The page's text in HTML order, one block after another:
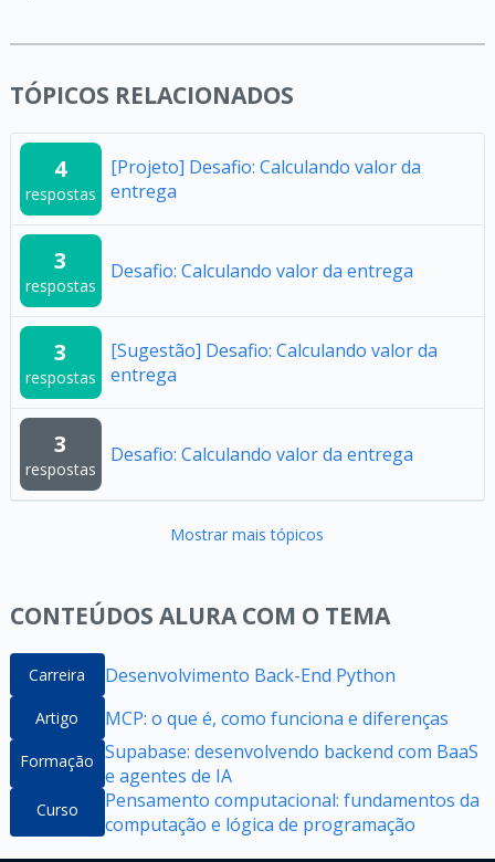
TÓPICOS RELACIONADOS
4
respostas
[Projeto] Desafio: Calculando valor da
entrega
3
respostas
Desafio: Calculando valor da entrega
3
respostas
[Sugestão] Desafio: Calculando valor da
entrega
3
respostas
Desafio: Calculando valor da entrega
Mostrar mais tópicos
CONTEÚDOS ALURA COM O TEMA
Carreira Desenvolvimento Back-End Python
Artigo MCP: o que é, como funciona e diferenças
Formação Supabase: desenvolvendo backend com BaaS
e agentes de IA
Curso
Pensamento computacional: fundamentos da
computação e lógica de programação